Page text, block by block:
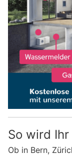
So wird
Ob in Bern,